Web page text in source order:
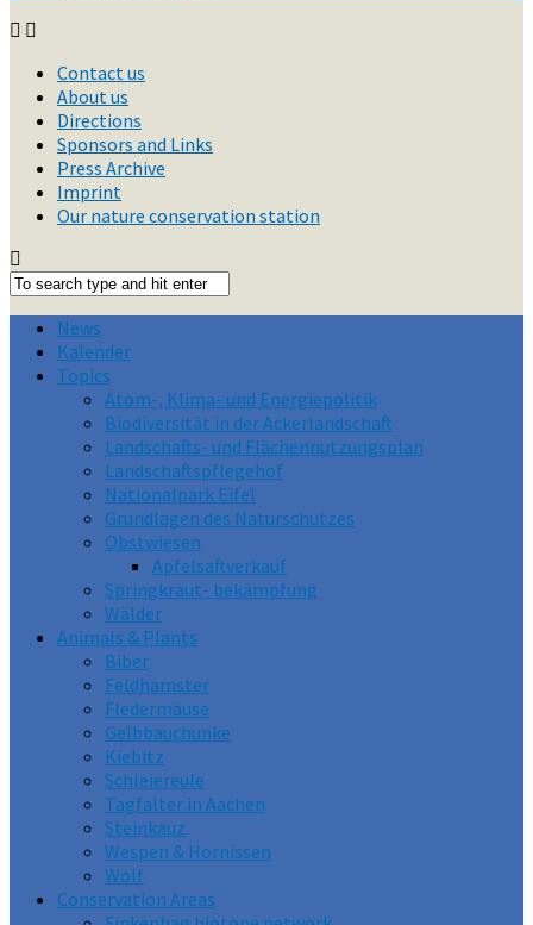
Contact us
About us
Directions
Sponsors and Links
Press Archive
Imprint
Our nature conservation station
News
Kalender
Topics
Atom-, Klima- und Energiepolitik
Biodiversität in der Ackerlandschaft
Landschafts- und Flächennutzungsplan
Landschaftspflegehof
Nationalpark Eifel
Grundlagen des Naturschutzes
Obstwiesen
Apfelsaftverkauf
Springkraut- bekämpfung
Wälder
Animals & Plants
Biber
Feldhamster
Fledermäuse
Gelbbauchunke
Kiebitz
Schleiereule
Tagfalter in Aachen
Steinkauz
Wespen & Hornissen
Wolf
Conservation Areas